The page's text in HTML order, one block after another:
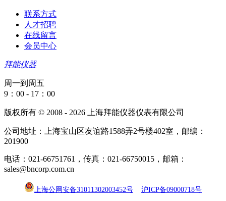
联系方式
人才招聘
在线留言
会员中心
拜能仪器
周一到周五
9：00 - 17：00
版权所有 © 2008 - 2026 上海拜能仪器仪表有限公司
公司地址：上海宝山区友谊路1588弄2号楼402室，邮编：
201900
电话：021-66751761，传真：021-66750015，邮箱：
sales@bncorp.com.cn
上海公网安备31011302003452号 沪ICP备09000718号